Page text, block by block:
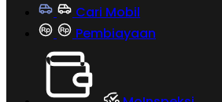
Cari Mobil
Pembiayaan